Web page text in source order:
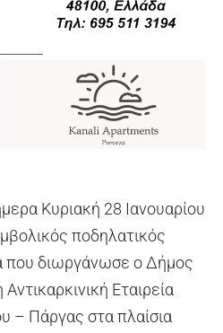
Κυριακή 28 Ιανουαρίου
ποδηλατικός
που διωργάνωσε ο Δήμος
Εταιρεία
– Πάργας στα πλαίσια